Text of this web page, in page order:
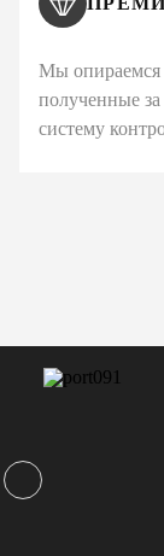
Мы опираемся
полученные
систему